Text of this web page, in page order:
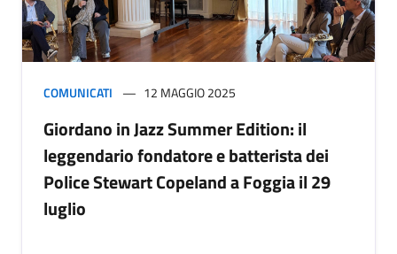
COMUNICATI 12 MAGGIO 2025
Giordano in Jazz Summer Edition: il
leggendario fondatore e batterista dei
Police Stewart Copeland a Foggia il 29
luglio